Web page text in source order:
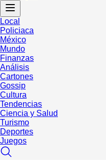
Local
Policiaca
México
Mundo
Finanzas
Análisis
Cartones
Gossip
Cultura
Tendencias
Ciencia y Salud
Turismo
Deportes
Juegos